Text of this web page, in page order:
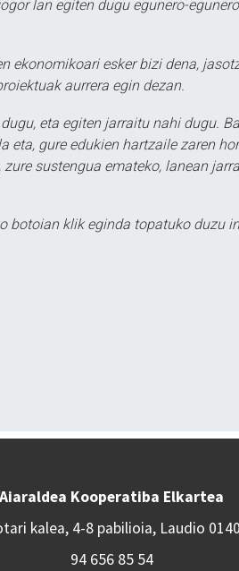
lan egiten dugu egunero-
ekonomikoari esker bizi dena,
aurrera egin dezan.
eta egiten jarraitu nahi dugu.
eta, gure edukien hartzaile zaren
sustengua emateko, lanean
botoian klik eginda topatuko duzu
Aiaraldea Kooperatiba Elkartea
kalea, 4-8 pabilioia, Laudio
94 656 85 54